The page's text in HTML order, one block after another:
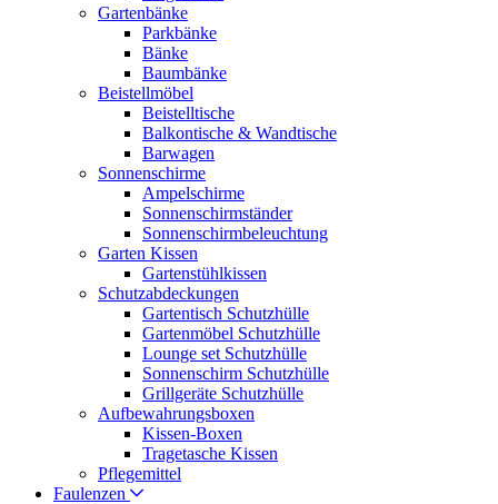
Gartenbänke
Parkbänke
Bänke
Baumbänke
Beistellmöbel
Beistelltische
Balkontische & Wandtische
Barwagen
Sonnenschirme
Ampelschirme
Sonnenschirmständer
Sonnenschirmbeleuchtung
Garten Kissen
Gartenstühlkissen
Schutzabdeckungen
Gartentisch Schutzhülle
Gartenmöbel Schutzhülle
Lounge set Schutzhülle
Sonnenschirm Schutzhülle
Grillgeräte Schutzhülle
Aufbewahrungsboxen
Kissen-Boxen
Tragetasche Kissen
Pflegemittel
Faulenzen